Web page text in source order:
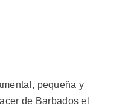
pequeña y
de Barbados el